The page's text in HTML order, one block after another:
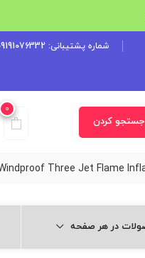
شماره پشتیبانی: 09191076332
جستجو کردن
0